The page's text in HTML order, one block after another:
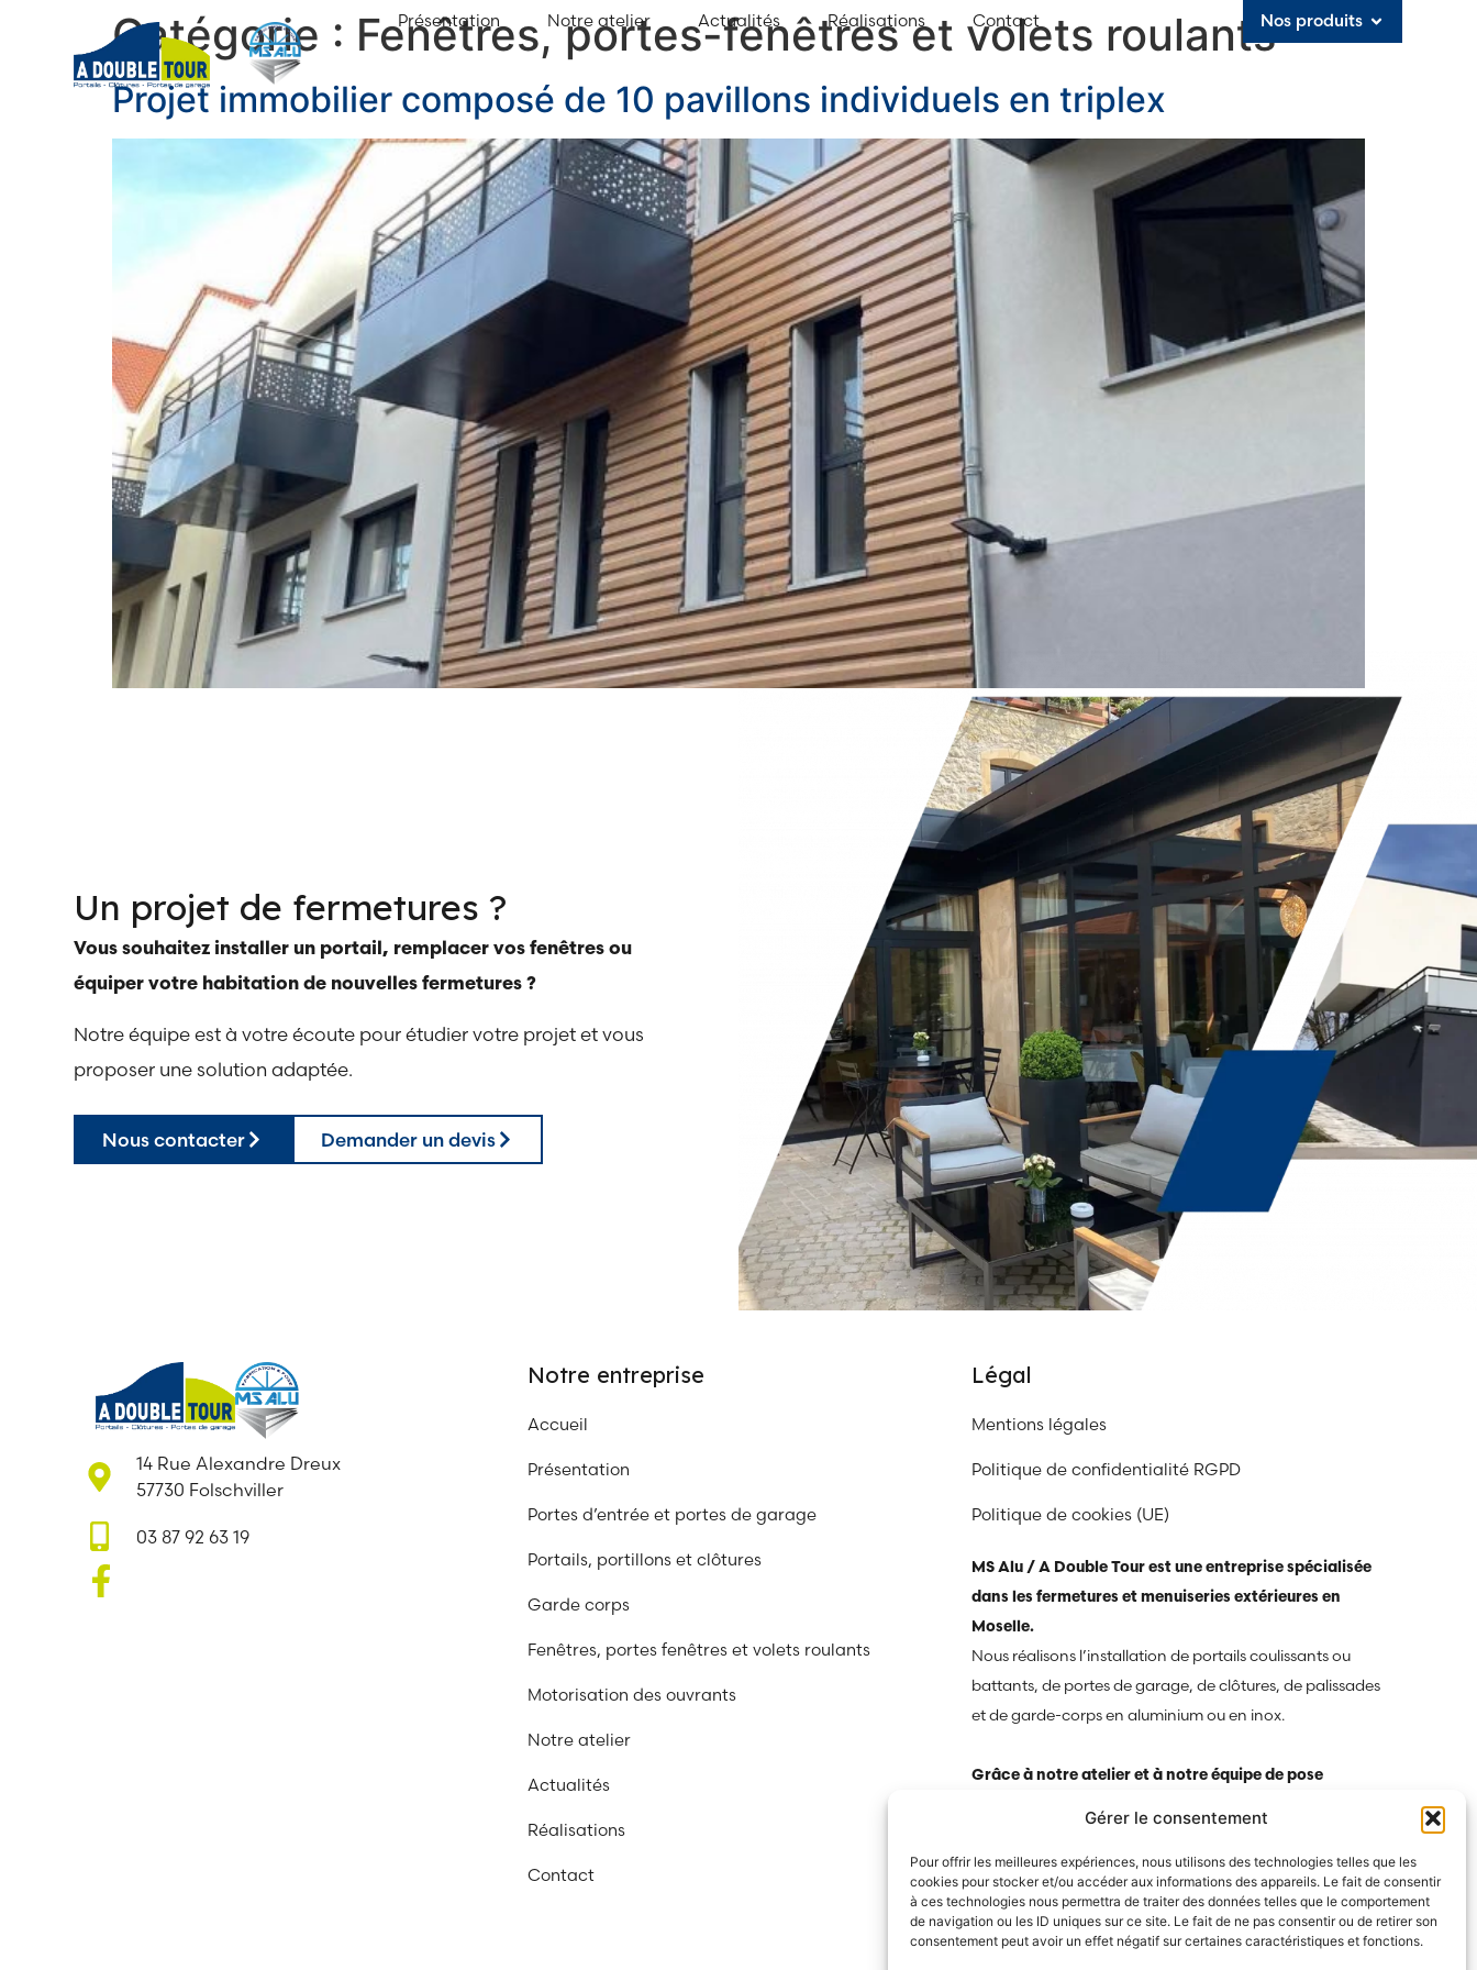
Gérer le consentement
Pour offrir les meilleures expériences, nous utilisons des technologies telles que les
cookies pour stocker et/ou accéder aux informations des appareils. Le fait de consentir
à ces technologies nous permettra de traiter des données telles que le comportement
de navigation ou les ID uniques sur ce site. Le fait de ne pas consentir ou de retirer son
consentement peut avoir un effet négatif sur certaines caractéristiques et fonctions.
Présentation Notre atelier Actualités Réalisations Contact Nos produits
Catégorie : Fenêtres, portes-fenêtres et volets roulants
Projet immobilier composé de 10 pavillons individuels en triplex
Un projet de fermetures ?
Vous souhaitez installer un portail, remplacer vos fenêtres ou
équiper votre habitation de nouvelles fermetures ?
Notre équipe est à votre écoute pour étudier votre projet et vous
proposer une solution adaptée.
Nous contacter Demander un devis
14 Rue Alexandre Dreux
57730 Folschviller
03 87 92 63 19
Notre entreprise
Accueil
Présentation
Portes d’entrée et portes de garage
Portails, portillons et clôtures
Garde corps
Fenêtres, portes fenêtres et volets roulants
Motorisation des ouvrants
Notre atelier
Actualités
Réalisations
Contact
Légal
Mentions légales
Politique de confidentialité RGPD
Politique de cookies (UE)
MS Alu / A Double Tour est une entreprise spécialisée
dans les fermetures et menuiseries extérieures en
Moselle.
Nous réalisons l’installation de portails coulissants ou
battants, de portes de garage, de clôtures, de palissades
et de garde-corps en aluminium ou en inox.
Grâce à notre atelier et à notre équipe de pose
professionnels.
Notre priorité est d’offrir des équipements durables,
esthétiques et performants pour sécuriser et valoriser votre
habitat ou vos bâtiments.